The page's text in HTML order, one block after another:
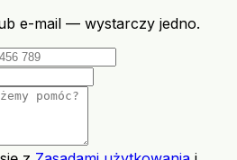
e-mail — wystarczy jedno.